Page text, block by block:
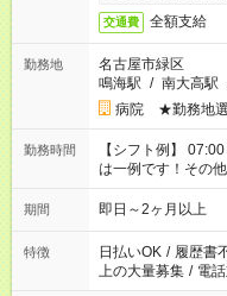
交通費 全額支給
勤務地
名古屋市緑区
鳴海駅 / 南大高駅
病院 ★勤務地選
勤務時間
【シフト例】 07:00
は一例です！その
期間 即日～2ヶ月以上
特徴 日払いOK / 履歴書
上の大量募集 / 電